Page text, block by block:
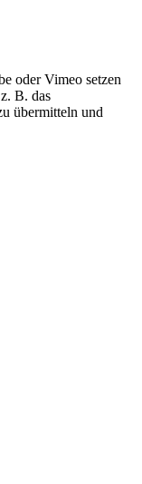
oder Vimeo setzen
B. das
übermitteln und